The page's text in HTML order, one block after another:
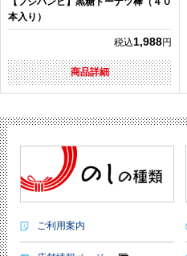
本入り）
税込1,988円
商品詳細
ご利用案内